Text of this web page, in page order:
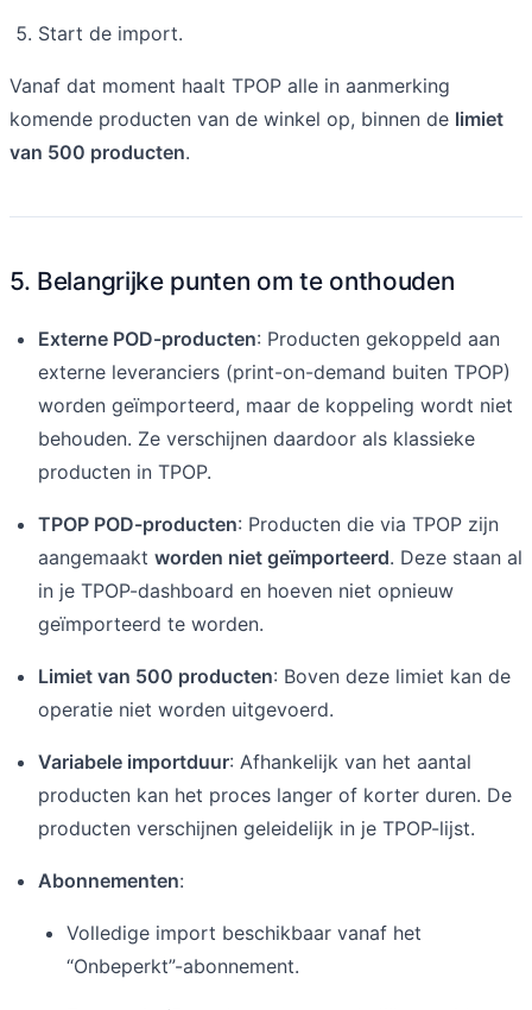
Start de import.
Vanaf dat moment haalt TPOP alle in aanmerking
komende producten van de winkel op, binnen de limiet
van 500 producten.
5. Belangrijke punten om te onthouden
Externe POD-producten: Producten gekoppeld aan
externe leveranciers (print-on-demand buiten TPOP)
worden geïmporteerd, maar de koppeling wordt niet
behouden. Ze verschijnen daardoor als klassieke
producten in TPOP.
TPOP POD-producten: Producten die via TPOP zijn
aangemaakt worden niet geïmporteerd. Deze staan al
in je TPOP-dashboard en hoeven niet opnieuw
geïmporteerd te worden.
Limiet van 500 producten: Boven deze limiet kan de
operatie niet worden uitgevoerd.
Variabele importduur: Afhankelijk van het aantal
producten kan het proces langer of korter duren. De
producten verschijnen geleidelijk in je TPOP-lijst.
Abonnementen:
Volledige import beschikbaar vanaf het
“Onbeperkt”-abonnement.